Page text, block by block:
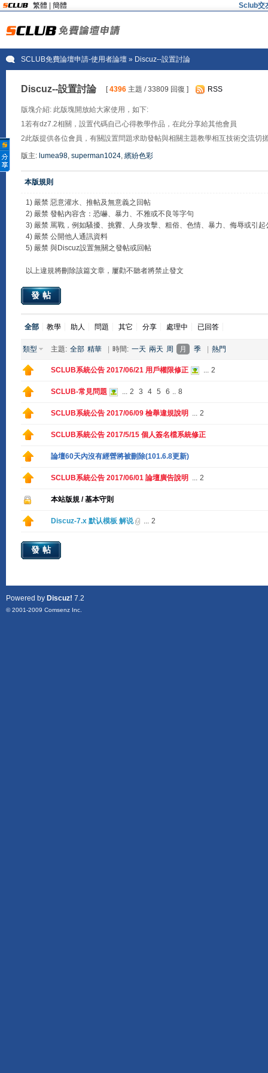
繁體 簡體 Sclub交
SCLUB免費論壇申請-使用者論壇» Discuz--設置討論
Discuz--設置討論 [4396主題 / 33809 回復 ] RSS
版塊介紹: 此版塊開放給大家使用，如下:
1若有dz7.2相關，設置代碼自己心得教學作品，在此分享給其他會員
2此版提供各位會員，有關設置問題求助發帖與相關主題教學相互技術交流切
版主: lumea98, superman1024, 繽紛色彩
本版規則
1) 嚴禁 惡意灌水、推帖及無意義之回帖
2) 嚴禁 發帖內容含：恐嚇、暴力、不雅或不良等字句
3) 嚴禁 罵戰，例如騷擾、挑釁、人身攻擊、粗俗、色情、暴力、侮辱或引
4) 嚴禁 公開他人通訊資料
5) 嚴禁 與Discuz設置無關之發帖或回帖
以上違規將刪除該篇文章，屢勸不聽者將禁止發文
發帖
全部 教學 助人 問題 其它 分享 處理中 已回答
類型 主題: 全部 精華 時間: 一天 兩天 周 月 季 熱門
SCLUB系統公告 2017/06/21 用戶權限修正 ... 2
SCLUB-常見問題 ... 2 3 4 5 6 .. 8
SCLUB系統公告 2017/06/09 檢舉違規說明 ... 2
SCLUB系統公告 2017/5/15 個人簽名檔系統修正
論壇60天內沒有經營將被刪除(101.6.8更新)
SCLUB系統公告 2017/06/01 論壇廣告說明 ... 2
本站版規 / 基本守則
Discuz-7.x 默认模板 解说 ... 2
發帖
Powered by Discuz! 7.2
© 2001-2009 Comsenz Inc.